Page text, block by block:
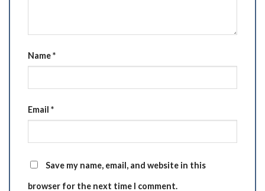
Name*
Email *
Save my name, email, and website in this
browser for the next time I comment.